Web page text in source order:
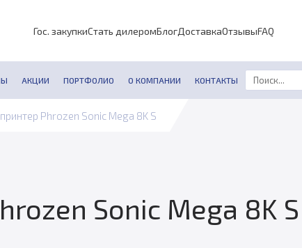
Гос. закупкиСтать дилеромБлогДоставкаОтзывыFAQ
АКЦИИ ПОРТФОЛИО О КОМПАНИИ КОНТАКТЫ
Phrozen Sonic Mega 8K S
Sonic Mega 8K S